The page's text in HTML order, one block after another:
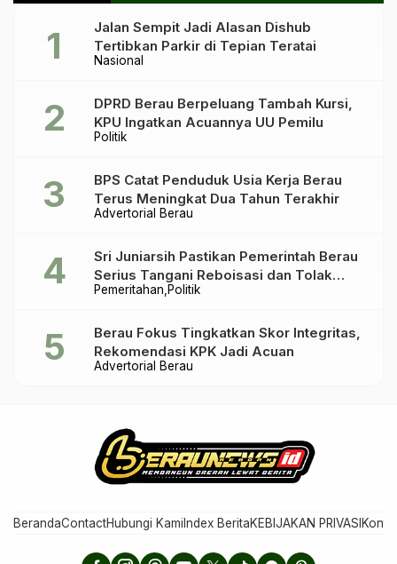
Nasional
Jalan Sempit Jadi Alasan Dishub
Tertibkan Parkir di Tepian Teratai
Politik
DPRD Berau Berpeluang Tambah Kursi,
KPU Ingatkan Acuannya UU Pemilu
Advertorial Berau
BPS Catat Penduduk Usia Kerja Berau
Terus Meningkat Dua Tahun Terakhir
Pemeritahan Politik
Sri Juniarsih Pastikan Pemerintah Berau
Serius Tangani Reboisasi dan Tolak
Praktik Ilegal
Advertorial Berau
Berau Fokus Tingkatkan Skor Integritas,
Rekomendasi KPK Jadi Acuan
BerandaContactHubungi Kami Index BeritaKEBIJAKAN PRIVASI